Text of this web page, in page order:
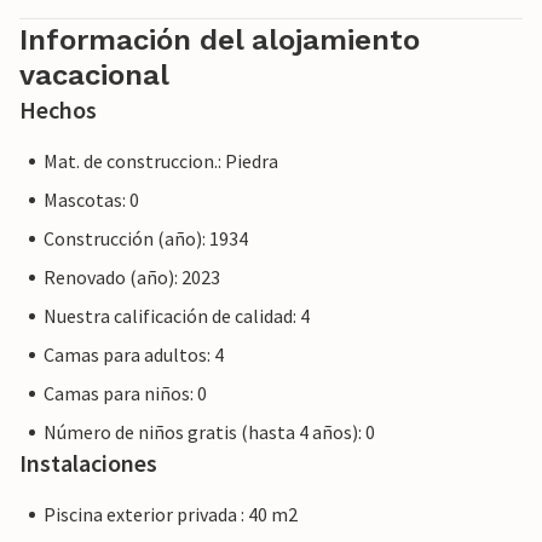
Información del alojamiento
vacacional
Hechos
Mat. de construccion.: Piedra
Mascotas: 0
Construcción (año): 1934
Renovado (año): 2023
Nuestra calificación de calidad: 4
Camas para adultos: 4
Camas para niños: 0
Número de niños gratis (hasta 4 años): 0
Instalaciones
Piscina exterior privada : 40 m2